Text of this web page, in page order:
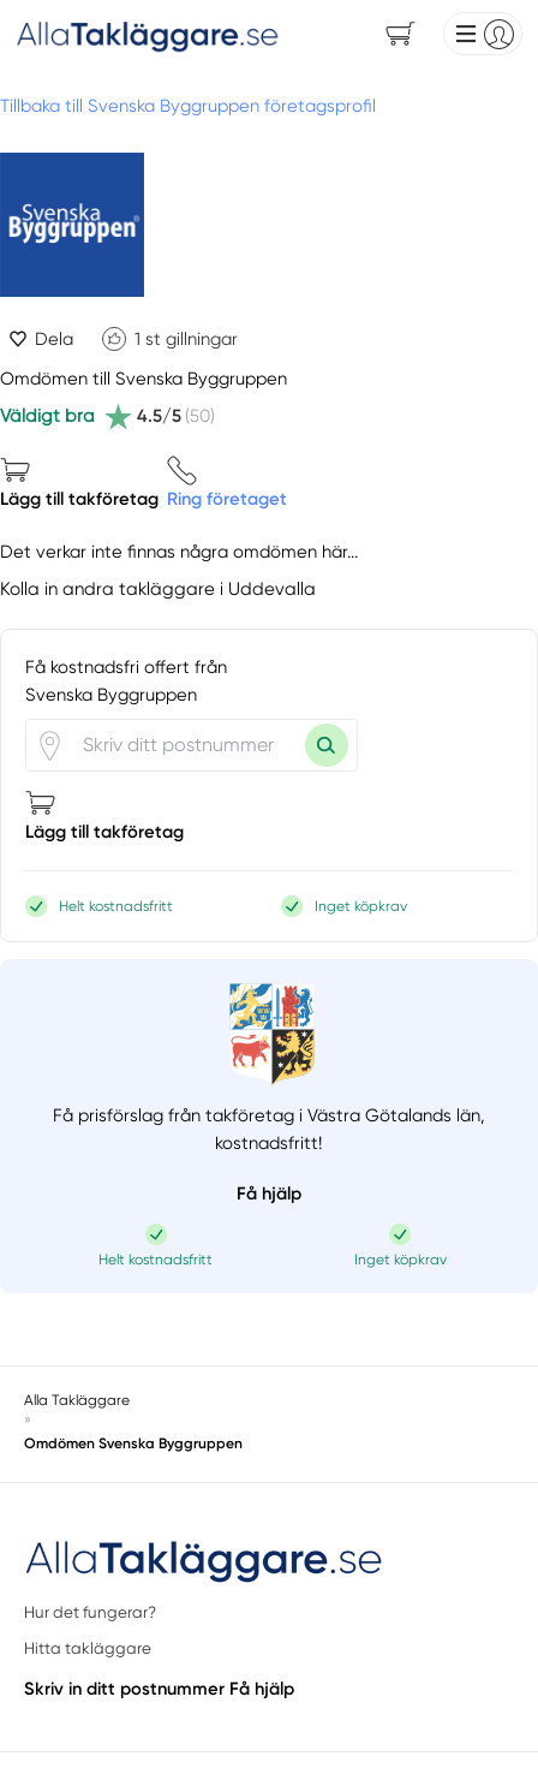
Tillbaka till Svenska Byggruppen företagsprofil
Dela 1 st gillningar
Omdömen till Svenska Byggruppen
Väldigt bra
4.5/5 (50)
Lägg till takföretag Ring företaget
Det verkar inte finnas några omdömen här...
Kolla in andra takläggare i Uddevalla
Få kostnadsfri offert från
Svenska Byggruppen
Lägg till takföretag
Helt kostnadsfritt Inget köpkrav
Få prisförslag från takföretag i Västra Götalands län,
kostnadsfritt!
Få hjälp
Helt kostnadsfritt Inget köpkrav
Alla Takläggare
»
Omdömen Svenska Byggruppen
Hur det fungerar?
Hitta takläggare
Skriv in ditt postnummer Få hjälp